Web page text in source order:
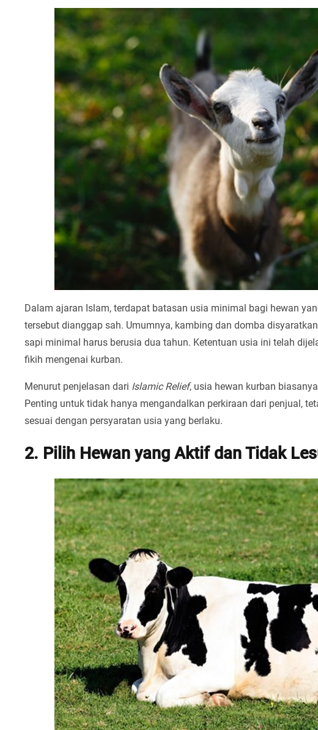
Dalam ajaran Islam, terdapat batasan usia minimal bagi hewan
tersebut dianggap sah. Umumnya, kambing dan domba
sapi minimal harus berusia dua tahun. Ketentuan usia ini telah
fikih mengenai kurban.
Menurut penjelasan dari Islamic Relief, usia hewan kurban
Penting untuk tidak hanya mengandalkan perkiraan dari penjual,
sesuai dengan persyaratan usia yang berlaku.
2. Pilih Hewan yang Aktif dan Tidak